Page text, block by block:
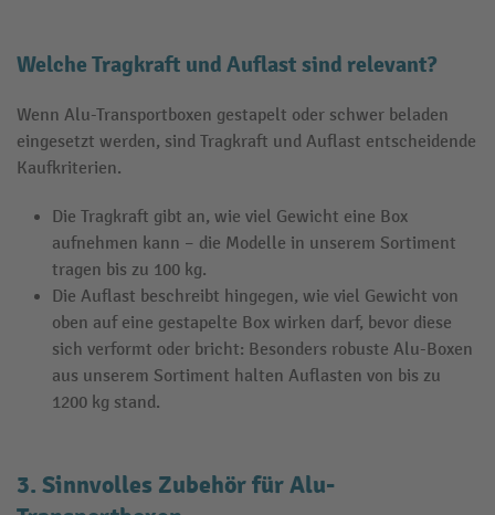
Welche Tragkraft und Auflast sind relevant?
Wenn Alu-Transportboxen gestapelt oder schwer beladen
eingesetzt werden, sind Tragkraft und Auflast entscheidende
Kaufkriterien.
Die Tragkraft gibt an, wie viel Gewicht eine Box
aufnehmen kann – die Modelle in unserem Sortiment
tragen bis zu 100 kg.
Die Auflast beschreibt hingegen, wie viel Gewicht von
oben auf eine gestapelte Box wirken darf, bevor diese
sich verformt oder bricht: Besonders robuste Alu-Boxen
aus unserem Sortiment halten Auflasten von bis zu
1200 kg stand.
3. Sinnvolles Zubehör für Alu-